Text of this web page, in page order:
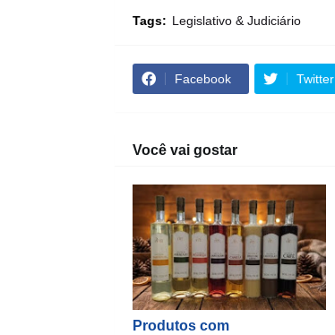
Tags: Legislativo & Judiciário
Facebook Twitter
Você vai gostar
Produtos com